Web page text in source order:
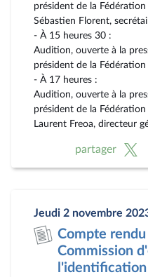
président de la
Sébastien Florent,
- À 15 heures 30 :
Audition, ouverte à la
président de la Fédération
- À 17 heures :
Audition, ouverte à la
président de la
Laurent Freoa, directeur
partager
Jeudi 2 novembre
Compte
Commission